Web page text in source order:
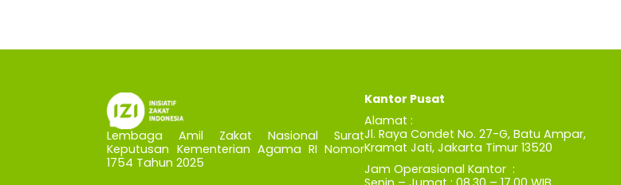
Lembaga Amil Zakat Nasional Surat
Keputusan Kementerian Agama RI Nomor
1754 Tahun 2025
Kantor Pusat
Alamat :
Jl. Raya Condet No. 27-G, Batu Ampar,
Kramat Jati, Jakarta Timur 13520
Jam Operasional Kantor :